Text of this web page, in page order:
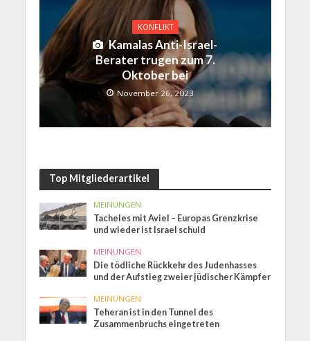
KONFLIKT
Kamalas Anti-Israel-
Berater trugen zum 7.
Oktober bei
November 26, 2023
Top Mitgliederartikel
MEINUNGEN
Tacheles mit Aviel – Europas Grenzkrise
und wieder ist Israel schuld
MEINUNGEN
Die tödliche Rückkehr des Judenhasses
und der Aufstieg zweier jüdischer Kämpfer
MEINUNGEN
Teheran ist in den Tunnel des
Zusammenbruchs eingetreten